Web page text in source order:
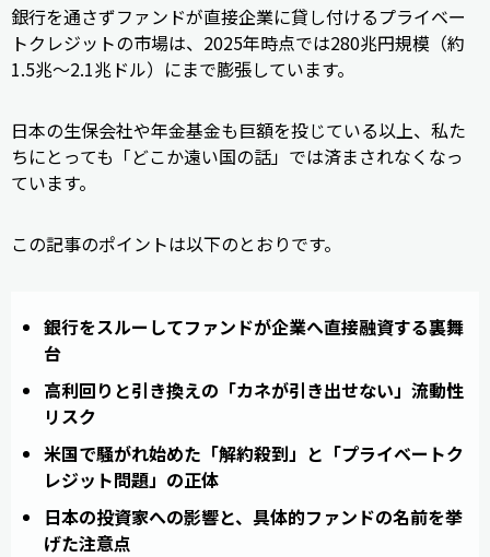
銀行を通さずファンドが直接企業に貸し付けるプライベー
トクレジットの市場は、2025年時点では280兆円規模（約
1.5兆〜2.1兆ドル）にまで膨張しています。
日本の生保会社や年金基金も巨額を投じている以上、私た
ちにとっても「どこか遠い国の話」では済まされなくなっ
ています。
この記事のポイントは以下のとおりです。
銀行をスルーしてファンドが企業へ直接融資する裏舞
台
高利回りと引き換えの「カネが引き出せない」流動性
リスク
米国で騒がれ始めた「解約殺到」と「プライベートク
レジット問題」の正体
日本の投資家への影響と、具体的ファンドの名前を挙
げた注意点